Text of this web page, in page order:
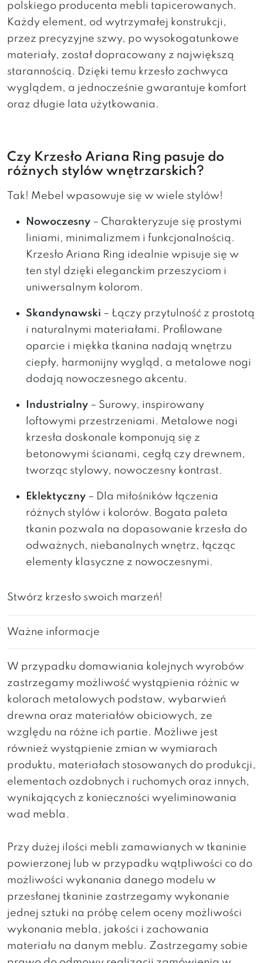
polskiego producenta mebli tapicerowanych.
Każdy element, od wytrzymałej konstrukcji,
przez precyzyjne szwy, po wysokogatunkowe
materiały, został dopracowany z największą
starannością. Dzięki temu krzesło zachwyca
wyglądem, a jednocześnie gwarantuje komfort
oraz długie lata użytkowania.
Czy Krzesło Ariana Ring pasuje do
różnych stylów wnętrzarskich?
Tak! Mebel wpasowuje się w wiele stylów!
Nowoczesny – Charakteryzuje się prostymi
liniami, minimalizmem i funkcjonalnością.
Krzesło Ariana Ring idealnie wpisuje się w
ten styl dzięki eleganckim przeszyciom i
uniwersalnym kolorom.
Skandynawski – Łączy przytulność z prostotą
i naturalnymi materiałami. Profilowane
oparcie i miękka tkanina nadają wnętrzu
ciepły, harmonijny wygląd, a metalowe nogi
dodają nowoczesnego akcentu.
Industrialny – Surowy, inspirowany
loftowymi przestrzeniami. Metalowe nogi
krzesła doskonale komponują się z
betonowymi ścianami, cegłą czy drewnem,
tworząc stylowy, nowoczesny kontrast.
Eklektyczny – Dla miłośników łączenia
różnych stylów i kolorów. Bogata paleta
tkanin pozwala na dopasowanie krzesła do
odważnych, niebanalnych wnętrz, łącząc
elementy klasyczne z nowoczesnymi.
Stwórz krzesło swoich marzeń!
Ważne informacje
W przypadku domawiania kolejnych wyrobów
zastrzegamy możliwość wystąpienia różnic w
kolorach metalowych podstaw, wybarwień
drewna oraz materiałów obiciowych, ze
względu na różne ich partie. Możliwe jest
również wystąpienie zmian w wymiarach
produktu, materiałach stosowanych do produkcji,
elementach ozdobnych i ruchomych oraz innych,
wynikających z konieczności wyeliminowania
wad mebla.
Przy dużej ilości mebli zamawianych w tkaninie
powierzonej lub w przypadku wątpliwości co do
możliwości wykonania danego modelu w
przesłanej tkaninie zastrzegamy wykonanie
jednej sztuki na próbę celem oceny możliwości
wykonania mebla, jakości i zachowania
materiału na danym meblu. Zastrzegamy sobie